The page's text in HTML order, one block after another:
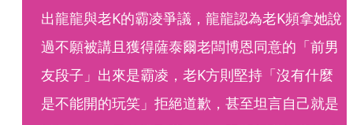
出龍龍與老K的霸凌爭議，龍龍認為老K頻拿她說
過不願被講且獲得薩泰爾老闆博恩同意的「前男
友段子」出來是霸凌，老K方則堅持「沒有什麼
是不能開的玩笑」拒絕道歉，甚至坦言自己就是